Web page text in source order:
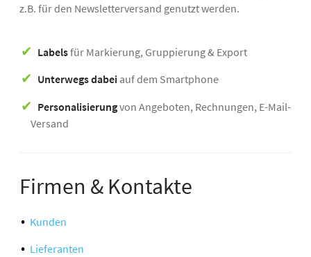
z.B. für den Newsletterversand genutzt werden.
Labelsfür Markierung, Gruppierung & Export
Unterwegs dabei auf dem Smartphone
Personalisierungvon Angeboten, Rechnungen, E-Mail-
Versand
Firmen & Kontakte
Kunden
Lieferanten